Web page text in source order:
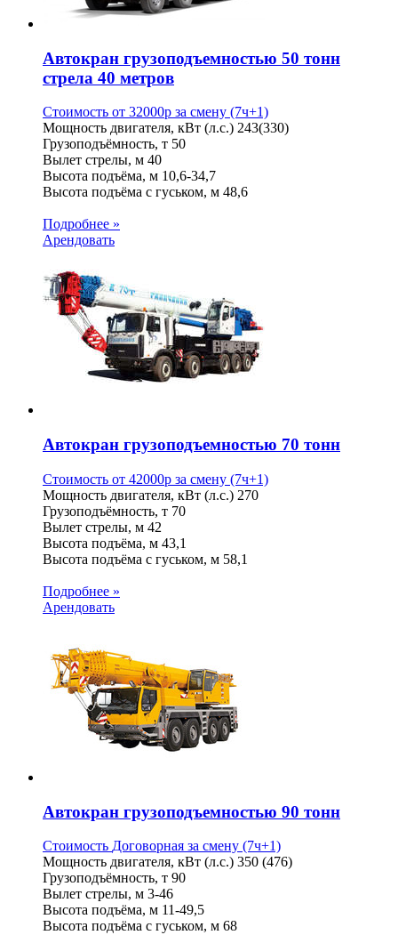
Автокран грузоподъемностью 50 тонн
стрела 40 метров
Стоимость от 32000p за смену (7ч+1)
Мощность двигателя, кВт (л.с.) 243(330)
Грузоподъёмность, т 50
Вылет стрелы, м 40
Высота подъёма, м 10,6-34,7
Высота подъёма с гуськом, м 48,6
Подробнее »
Арендовать
Автокран грузоподъемностью 70 тонн
Стоимость от 42000p за смену (7ч+1)
Мощность двигателя, кВт (л.с.) 270
Грузоподъёмность, т 70
Вылет стрелы, м 42
Высота подъёма, м 43,1
Высота подъёма с гуськом, м 58,1
Подробнее »
Арендовать
Автокран грузоподъемностью 90 тонн
Стоимость Договорная за смену (7ч+1)
Мощность двигателя, кВт (л.с.) 350 (476)
Грузоподъёмность, т 90
Вылет стрелы, м 3-46
Высота подъёма, м 11-49,5
Высота подъёма с гуськом, м 68